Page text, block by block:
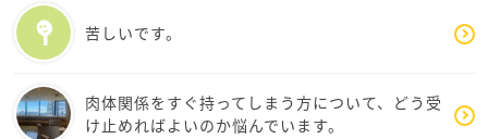
す。それもストレス要因
だったら、漫画の参考書などちょっと思考をかえてみ
教育放送で基礎的な番組を眺めるのもお勧めです。
（学年を下げるのもなかなかお勧めです）
苦しいです。
肉体関係をすぐ持ってしまう方について、どう受
け止めればよいのか悩んでいます。